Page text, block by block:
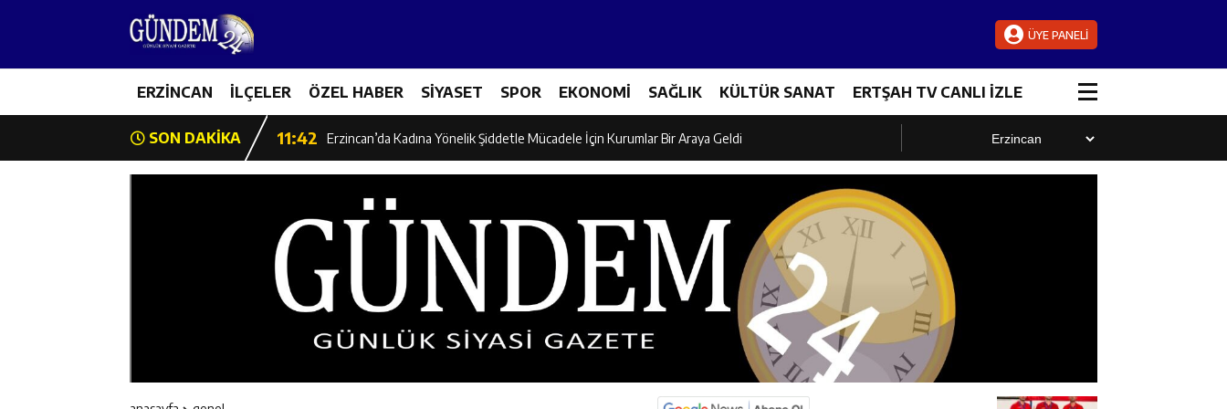
ÜYE PANELİ
ERZİNCAN İLÇELER ÖZEL HABER SİYASET SPOR EKONOMİ SAĞLIK KÜLTÜR SANAT ERTŞAH TV CANLI İZLE
SON DAKİKA
11:43 Erzincan İl Özel İdaresi Air Badminton’da Türkiye Şampiyonu Oldu
11:42 Erzincan’da Kadına Yönelik Şiddetle Mücadele İçin Kurumlar Bir Araya Geldi
11:40 HSK Başkanvekili Fuzuli Aydoğdu’dan Erzincan Valisi Hamza Aydoğdu’ya Ziyaret
11:39 Kahraman Tanoğlu Camii Dualarla İbadete Açıldı